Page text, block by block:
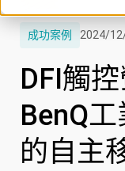
成功案例 2024/
DFI觸
BenQ
的自主